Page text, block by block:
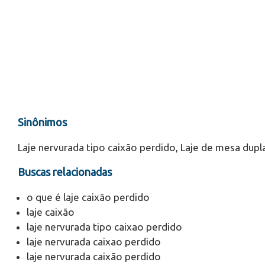
Sinônimos
Laje nervurada tipo caixão perdido, Laje de mesa
Buscas relacionadas
o que é laje caixão perdido
laje caixão
laje nervurada tipo caixao perdido
laje nervurada caixao perdido
laje nervurada caixão perdido